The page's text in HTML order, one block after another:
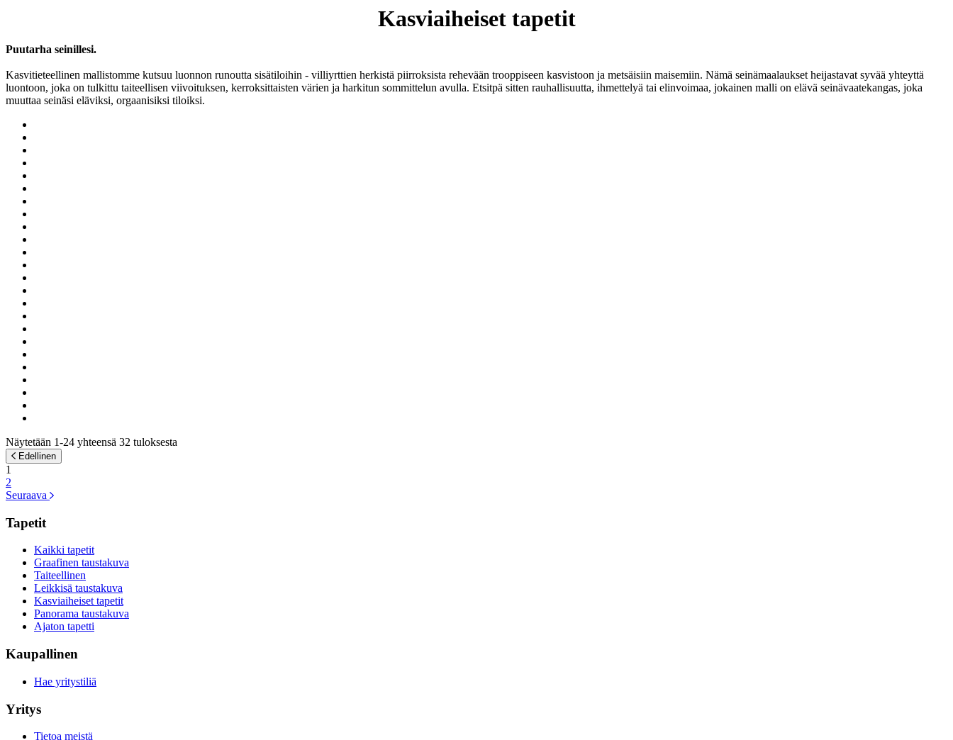
Kasviaiheiset tapetit
Puutarha seinillesi.
Kasvitieteellinen mallistomme kutsuu luonnon runoutta sisätiloihin - villiyrttien herkistä piirroksista rehevään trooppiseen kasvistoon ja metsäisiin maisemiin. Nämä seinämaalaukset heijastavat syvää yhteyttä
luontoon, joka on tulkittu taiteellisen viivoituksen, kerroksittaisten värien ja harkitun sommittelun avulla. Etsitpä sitten rauhallisuutta, ihmettelyä tai elinvoimaa, jokainen malli on elävä seinävaatekangas, joka
muuttaa seinäsi eläviksi, orgaanisiksi tiloiksi.
Näytetään 1-24 yhteensä 32 tuloksesta
Edellinen
1
2
Seuraava
Tapetit
Kaikki tapetit
Graafinen taustakuva
Taiteellinen
Leikkisä taustakuva
Kasviaiheiset tapetit
Panorama taustakuva
Ajaton tapetti
Kaupallinen
Hae yritystiliä
Yritys
Tietoa meistä